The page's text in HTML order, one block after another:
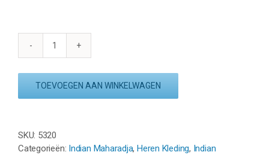
INDIAN
SHORT
BLAUW
aantal
TOEVOEGEN AAN WINKELWAGEN
SKU: 5320
Categorieën: Indian Maharadja,Heren Kleding, Indian